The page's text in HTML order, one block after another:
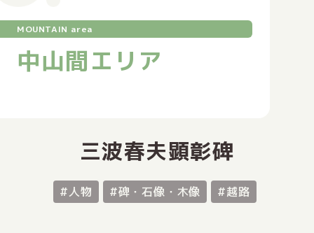
MOUNTAIN area
中山間エリア
三波春夫顕彰碑
#人物 #碑・石像・木像 #越路